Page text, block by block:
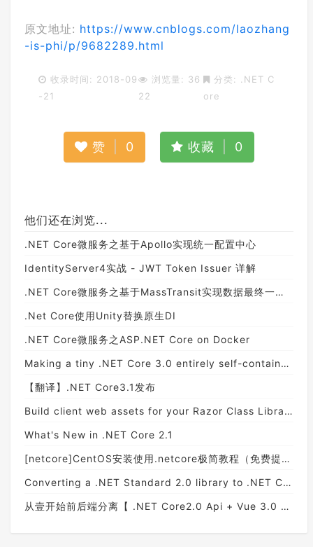
原文地址: https://www.cnblogs.com/laozhang
-is-phi/p/9682289.html
收录时间: 2018-09
-21
浏览量: 36
22
分类:
.NET C
ore
赞 0 收藏 0
他们还在浏览...
.NET Core微服务之基于Apollo实现统一配置中心
IdentityServer4实战 - JWT Token Issuer 详解
.NET Core微服务之基于MassTransit实现数据最终一致性（Part 2）
.Net Core使用Unity替换原生DI
.NET Core微服务之ASP.NET Core on Docker
Making a tiny .NET Core 3.0 entirely self-contained single executable
【翻译】.NET Core3.1发布
Build client web assets for your Razor Class Library
What's New in .NET Core 2.1
[netcore]CentOS安装使用.netcore极简教程（免费提供学习服务器）
Converting a .NET Standard 2.0 library to .NET Core 3.0: Upgrading to ASP.NET Core 3.0 - Part 1
从壹开始前后端分离【 .NET Core2.0 Api + Vue 3.0 + AOP + 分布式】框架之九 || 依赖注入IoC学习 + AOP界面编程初探